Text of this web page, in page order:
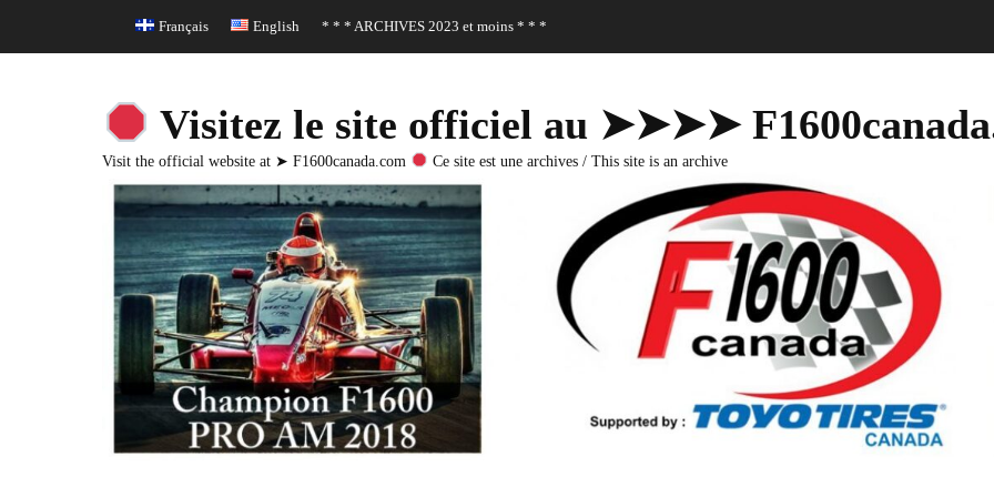
Header Top Menu
Skip Français English * * * ARCHIVES 2023 et moins * * *
Visitez le site officiel au ➤➤➤➤
Visit the official website at ➤ F1600canada.com Ce site est une archives / This site is an archive